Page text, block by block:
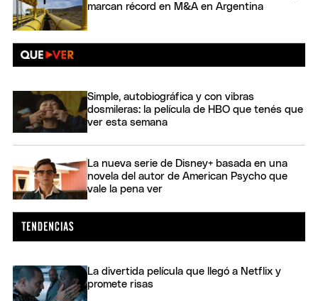
marcan récord en M&A en Argentina
Simple, autobiográfica y con vibras
dosmileras: la película de HBO que tenés que
ver esta semana
La nueva serie de Disney+ basada en una
novela del autor de American Psycho que
vale la pena ver
La divertida película que llegó a Netflix y
promete risas